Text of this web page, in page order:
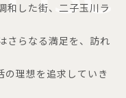
和した街、二子玉川ラ
さらなる満足を、訪れ
の理想を追求していき